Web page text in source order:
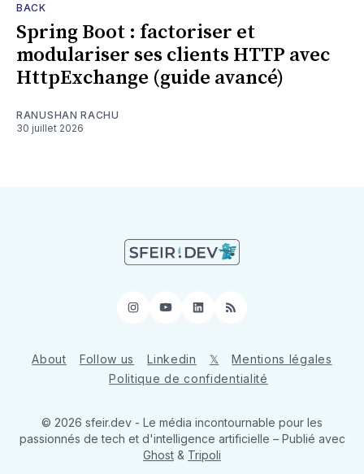
BACK
Spring Boot : factoriser et
modulariser ses clients HTTP avec
HttpExchange (guide avancé)
RANUSHAN RACHU
30 juillet 2026
Instagram
YouTubeLinkedIn
RSS
About Follow us Linkedin 𝕏
Mentions légales
Politique de confidentialité
© 2026 sfeir.dev - Le média incontournable pour les
passionnés de tech et d'intelligence artificielle – Publié avec
Ghost & Tripoli